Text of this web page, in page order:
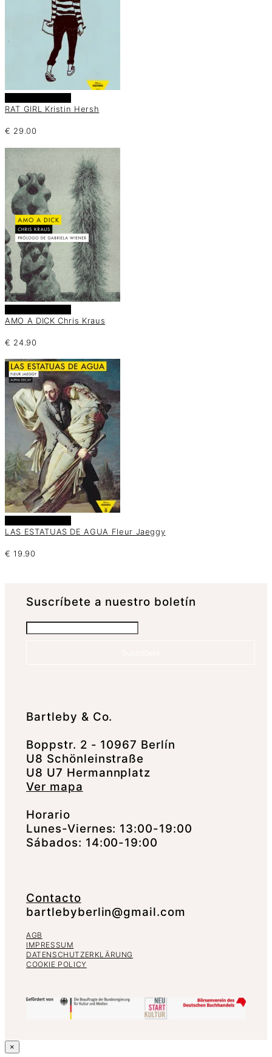
RAT GIRL Kristin Hersh
€ 29.00
AMO A DICK Chris Kraus
€ 24.90
LAS ESTATUAS DE AGUA Fleur Jaeggy
€ 19.90
Suscrí­bete a nuestro boletín
Bartleby & Co.
Boppstr. 2 - 10967 Berlín
U8 Schönleinstraße
U8 U7 Hermannplatz
Ver mapa
Horario
Lunes-Viernes: 13:00-19:00
Sábados: 14:00-19:00
Contacto
bartlebyberlin@gmail.com
AGB
IMPRESSUM
DATENSCHUTZERKLÄRUNG
COOKIE POLICY
×